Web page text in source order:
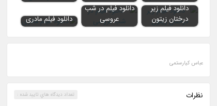
دانلود فیلم زیر
درختان زیتون
دانلود فیلم در شب
عروسی
دانلود فیلم مادری
عباس کیارستمی
نظرات تعداد ديدگاه هاي تاييد شده :